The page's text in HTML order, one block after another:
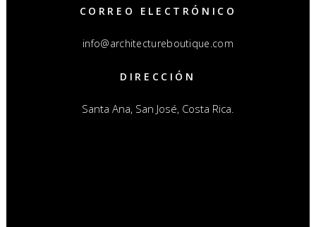
CORREO ELECTRÓNICO
info@architectureboutique.com
DIRECCIÓN
Santa Ana, San José, Costa Rica.